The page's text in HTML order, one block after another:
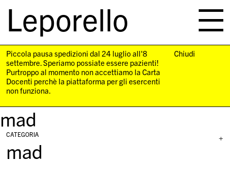
Leporello
navigation
Piccola pausa spedizioni dal 24 luglio all'8
settembre. Speriamo possiate essere pazienti!
Purtroppo al momento non accettiamo la Carta
Docenti perchè la piattaforma per gli esercenti
non funziona.
Chiudi
mad
+
CATEGORIA
mad